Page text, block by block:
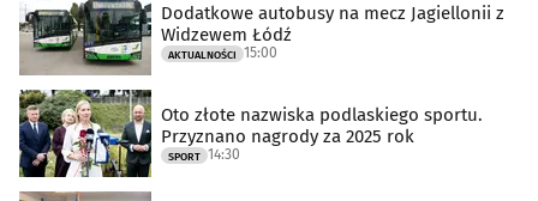
Dodatkowe autobusy na mecz Jagiellonii z
Widzewem Łódź
AKTUALNOŚCI 15:00
Oto złote nazwiska podlaskiego sportu.
Przyznano nagrody za 2025 rok
SPORT 14:30